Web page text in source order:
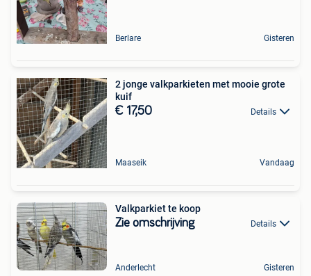
Berlare Gisteren
2 jonge valkparkieten met mooie grote
kuif
€ 17,50 Details
Maaseik Vandaag
Valkparkiet te koop
Zie omschrijving Details
Anderlecht Gisteren